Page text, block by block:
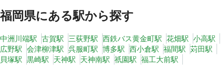
福岡県にある駅から探す
中洲川端駅 古賀駅 三荻野駅 西鉄バス黄金町駅 花畑駅 小高駅
広野駅 会津柳津駅 呉服町駅 博多駅 西小倉駅 福間駅 苅田駅
貝塚駅 黒崎駅 天神駅 天神南駅 祇園駅 福工大前駅